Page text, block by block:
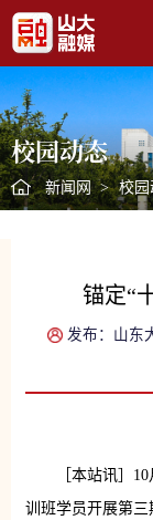
校园动态
新闻网 > 校园
锚定“
发布：山东
［本站讯］
训班学员开展第三